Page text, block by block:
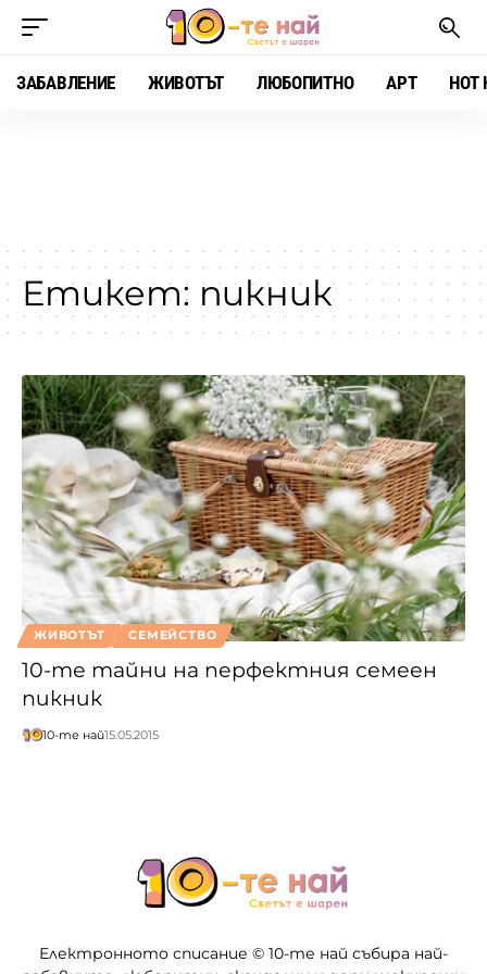
ЗАБАВЛЕНИЕ ЖИВОТЪТ ЛЮБОПИТНО АРТ HOT
Етикет: пикник
ЖИВОТЪТ СЕМЕЙСТВО
10-те тайни на перфектния семеен
пикник
10-те най15.05.2015
Електронното списание © 10-те най събира най-